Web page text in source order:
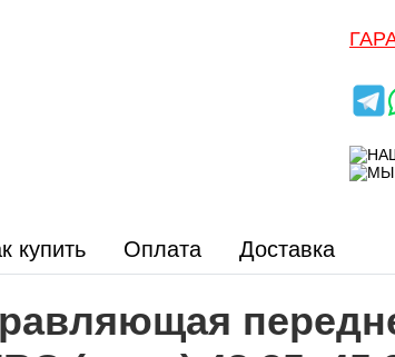
купить Оплата Доставка